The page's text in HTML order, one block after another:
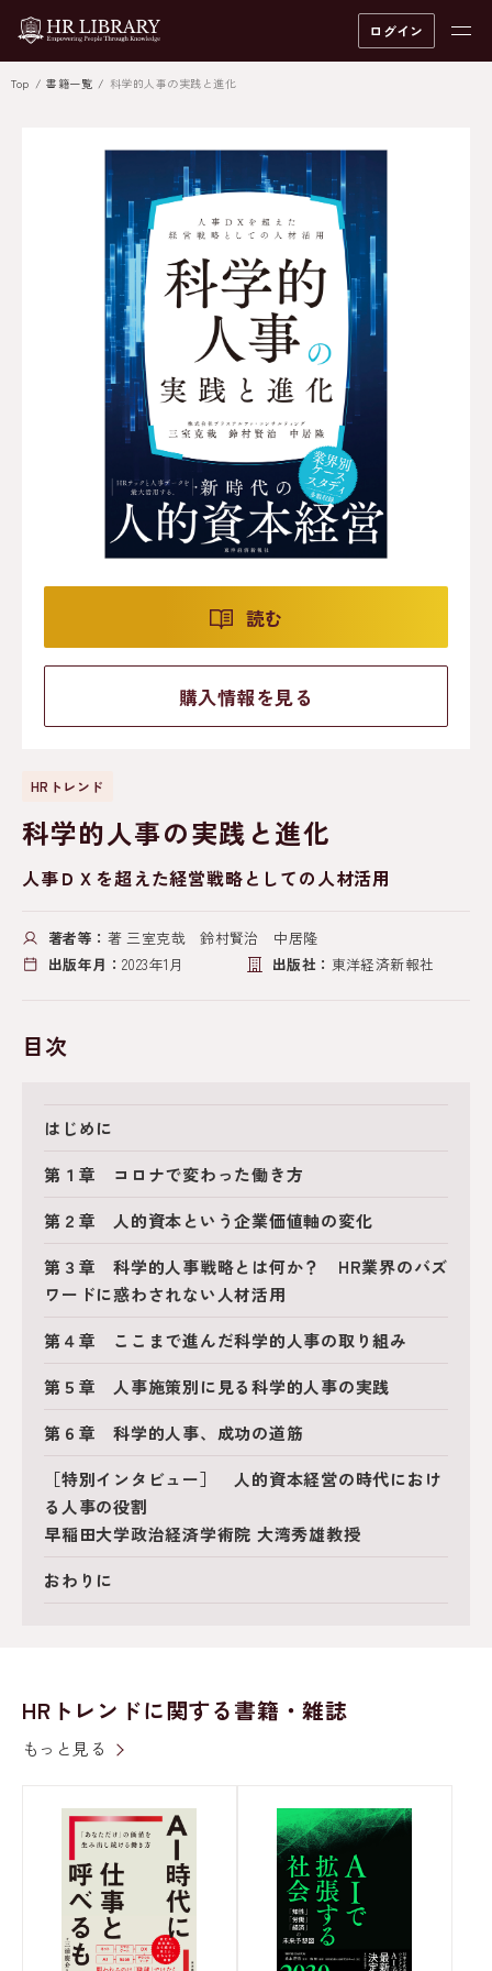
ログイン
Top 書籍一覧 科学的人事の実践と進化
読む
購入情報を見る
HRトレンド
科学的人事の実践と進化
人事ＤＸを超えた経営戦略としての人材活用
著者等： 著 三室克哉 鈴村賢治 中居隆
出版年月： 2023年1月 出版社： 東洋経済新報社
目次
はじめに
第１章 コロナで変わった働き方
第２章 人的資本という企業価値軸の変化
第３章 科学的人事戦略とは何か？ HR業界のバズ
ワードに惑わされない人材活用
第４章 ここまで進んだ科学的人事の取り組み
第５章 人事施策別に見る科学的人事の実践
第６章 科学的人事、成功の道筋
［特別インタビュー］ 人的資本経営の時代におけ
る人事の役割
早稲田大学政治経済学術院 大湾秀雄教授
おわりに
HRトレンドに関する書籍・雑誌
もっと見る